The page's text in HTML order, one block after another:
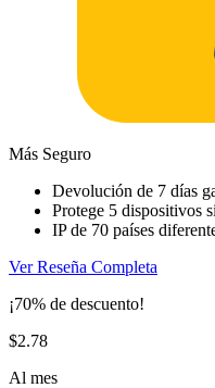
Más Seguro
Devolución de 7 días
Protege 5 dispositivos
IP de 70 países
Ver Reseña Completa
¡70% de descuento!
$2.78
Al mes